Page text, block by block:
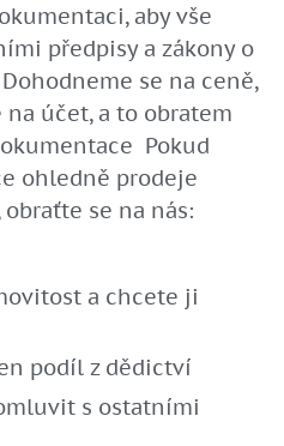
aby vše
předpisy a zákony o
se na ceně,
účet, a to obratem
Pokud
ohledně prodeje
se na nás:
a chcete ji
podíl z dědictví
s ostatními